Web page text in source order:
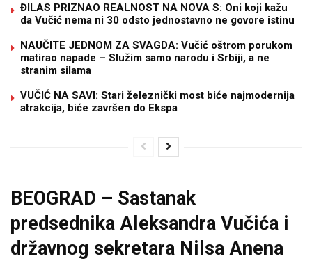
ĐILAS PRIZNAO REALNOST NA NOVA S: Oni koji kažu
da Vučić nema ni 30 odsto jednostavno ne govore istinu
NAUČITE JEDNOM ZA SVAGDA: Vučić oštrom porukom
matirao napade – Služim samo narodu i Srbiji, a ne
stranim silama
VUČIĆ NA SAVI: Stari železnički most biće najmodernija
atrakcija, biće završen do Ekspa
BEOGRAD – Sastanak
predsednika Aleksandra Vučića i
državnog sekretara Nilsa Anena